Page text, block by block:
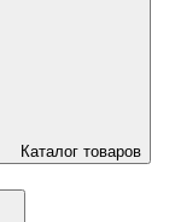
Каталог товаров